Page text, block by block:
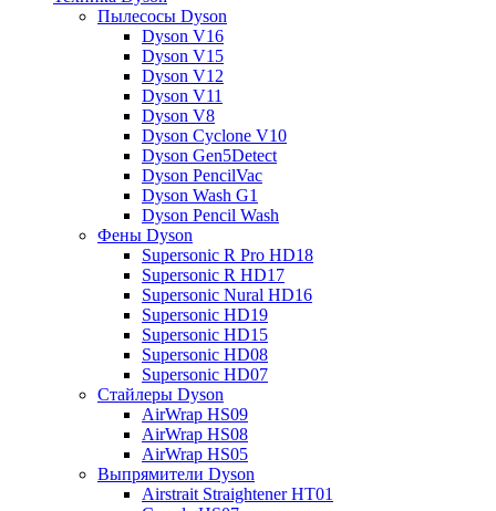
Пылесосы Dyson
Dyson V16
Dyson V15
Dyson V12
Dyson V11
Dyson V8
Dyson Cyclone V10
Dyson Gen5Detect
Dyson PencilVac
Dyson Wash G1
Dyson Pencil Wash
Фены Dyson
Supersonic R Pro HD18
Supersonic R HD17
Supersonic Nural HD16
Supersonic HD19
Supersonic HD15
Supersonic HD08
Supersonic HD07
Стайлеры Dyson
AirWrap HS09
AirWrap HS08
AirWrap HS05
Выпрямители Dyson
Airstrait Straightener HT01